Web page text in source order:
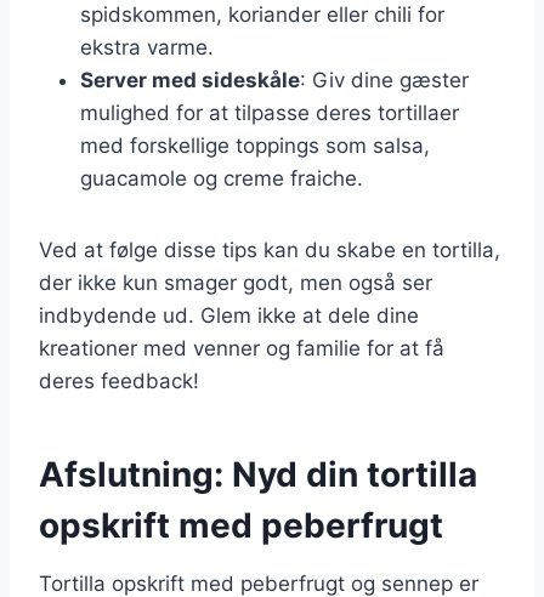
spidskommen, koriander eller chili for
ekstra varme.
Server med sideskåle: Giv dine gæster
mulighed for at tilpasse deres tortillaer
med forskellige toppings som salsa,
guacamole og creme fraiche.
Ved at følge disse tips kan du skabe en tortilla,
der ikke kun smager godt, men også ser
indbydende ud. Glem ikke at dele dine
kreationer med venner og familie for at få
deres feedback!
Afslutning: Nyd din tortilla
opskrift med peberfrugt
Tortilla opskrift med peberfrugt og sennep er